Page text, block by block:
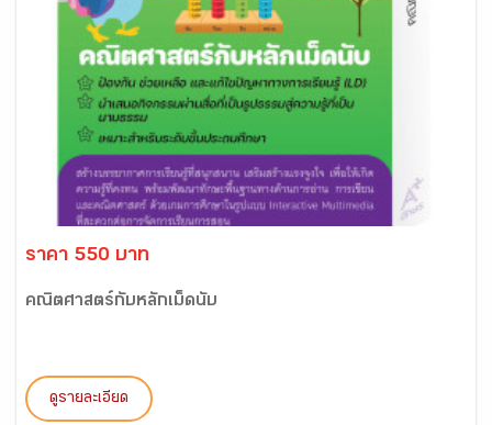
ราคา 550 บาท
คณิตศาสตร์กับหลักเม็ดนับ
ดูรายละเอียด